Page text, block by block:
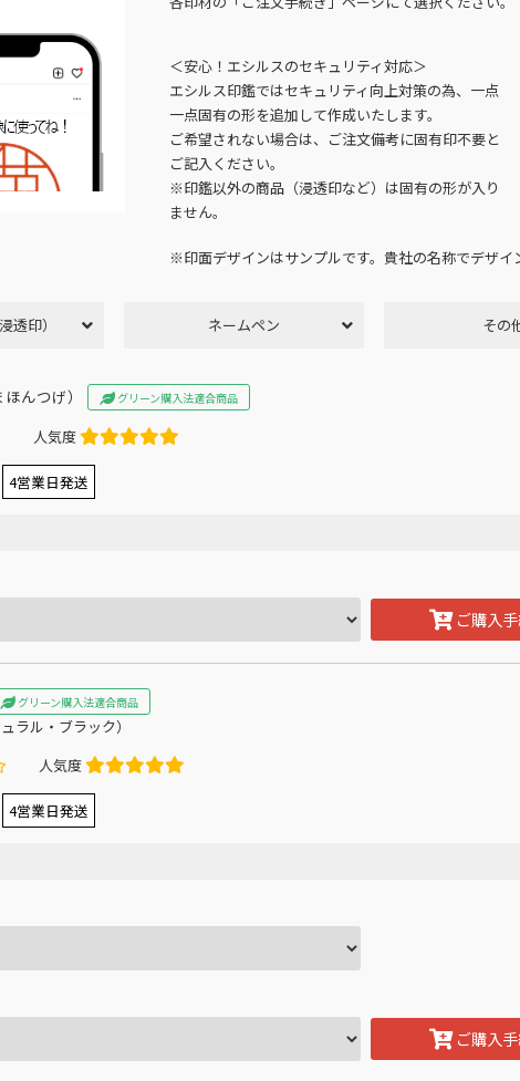
＜安心！エシルスのセキュリティ対応＞
エシルス印鑑ではセキュリティ向上対策の為、一点
一点固有の形を追加して作成いたします。
ご希望されない場合は、ご注文備考に固有印不要と
ご記入ください。
※印鑑以外の商品（浸透印など）は固有の形が入り
ません。
※印面デザインはサンプルです。貴社の名称でデザイ
透印） ネームペン その
ほんつげ） グリーン購入法適合商品
人気度
4営業日発送
ご購入
グリーン購入法適合商品
ラル・ブラック）
人気度
4営業日発送
ご購入